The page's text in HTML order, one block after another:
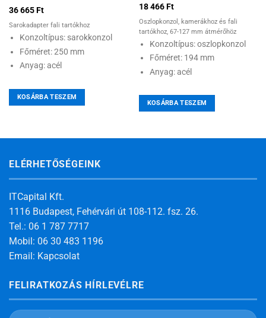
36 665Ft
Sarokadapter fali tartókhoz
Konzoltípus: sarokkonzol
Főméret: 250 mm
Anyag: acél
KOSÁRBA TESZEM
18 466Ft
Oszlopkonzol, kamerákhoz és fali
tartókhoz, 67-127 mm átmérőhöz
Konzoltípus: oszlopkonzol
Főméret: 194 mm
Anyag: acél
KOSÁRBA TESZEM
ELÉRHETŐSÉGEINK
ITCapital Kft.
1116 Budapest, Fehérvári út 108-112. fsz. 26.
Tel.: 06 1 787 7717
Mobil: 06 30 483 1196
Email: Kapcsolat
FELIRATKOZÁS HÍRLEVÉLRE